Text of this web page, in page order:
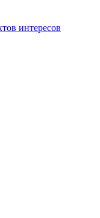
интересов